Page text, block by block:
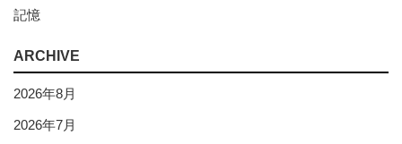
記憶
ARCHIVE
2026年8月
2026年7月